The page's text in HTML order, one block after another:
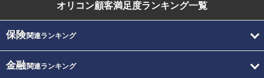
オリコン顧客満足度ランキング一覧
保険関連ランキング
金融関連ランキング